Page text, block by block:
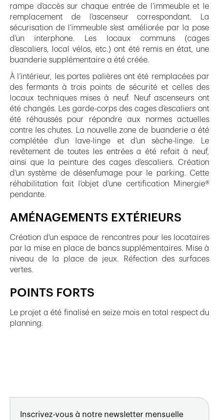
rampe d’accès sur chaque entrée de l’immeuble et le
remplacement de l’ascenseur correspondant. La
sécurisation de l’immeuble s’est améliorée par la pose
d’un interphone. Les locaux communs (cages
d’escaliers, local vélos, etc.) ont été remis en état, une
buanderie supplémentaire a été créée.
À l’intérieur, les portes palières ont été remplacées par
des fermants à trois points de sécurité et celles des
locaux techniques mises à neuf. Neuf ascenseurs ont
été changés. Les garde-corps des cages d’escaliers ont
été réhaussés pour répondre aux normes actuelles
contre les chutes. La nouvelle zone de buanderie a été
complétée d’un lave-linge et d’un sèche-linge. Le
revêtement de toutes les entrées a été refait à neuf,
ainsi que la peinture des cages d’escaliers. Création
d’un système de désenfumage pour le parking. Cette
réhabilitation fait l’objet d’une certification Minergie®
pendante.
AMÉNAGEMENTS EXTÉRIEURS
Création d’un espace de rencontres pour les locataires
par la mise en place de bancs supplémentaires. Mise à
niveau de la place de jeux. Réfection des surfaces
vertes.
POINTS FORTS
Le projet a été finalisé en seize mois en total respect du
planning.
Inscrivez-vous à notre newsletter mensuelle